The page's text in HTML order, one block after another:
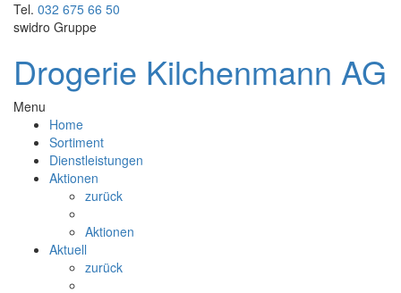
Tel. 032 675 66 50
swidro Gruppe
Drogerie Kilchenmann AG
Menu
Home
Sortiment
Dienstleistungen
Aktionen
zurück
Aktionen
Aktuell
zurück